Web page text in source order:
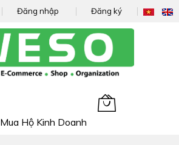
Đăng nhập Đăng ký
Mua Hộ Kinh Doanh